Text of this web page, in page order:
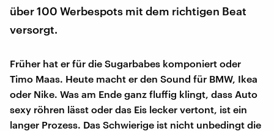
über 100 Werbespots mit dem richtigen Beat
versorgt.
Früher hat er für die Sugarbabes komponiert oder
Timo Maas. Heute macht er den Sound für BMW, Ikea
oder Nike. Was am Ende ganz fluffig klingt, dass Auto
sexy röhren lässt oder das Eis lecker vertont, ist ein
langer Prozess. Das Schwierige ist nicht unbedingt die